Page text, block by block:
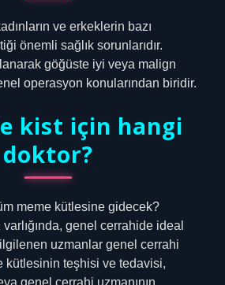
ve erkeklerin bazı
önemli sağlık sorunlarıdır.
göğüste iyi veya malign
operasyon konularından biridir.
kist için hangi
doktor?
meme kütlesine gidecek?
genel cerrahide ideal
uzmanlar genel cerrahi
kütlesinin teşhisi ve tedavisi,
genel cerrahi uzmanının